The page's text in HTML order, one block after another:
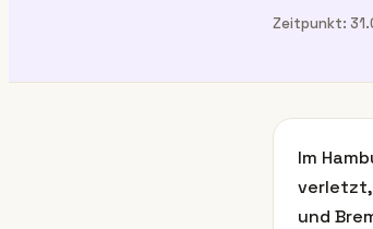
Zeitpunkt:
Im
verletzt,
und